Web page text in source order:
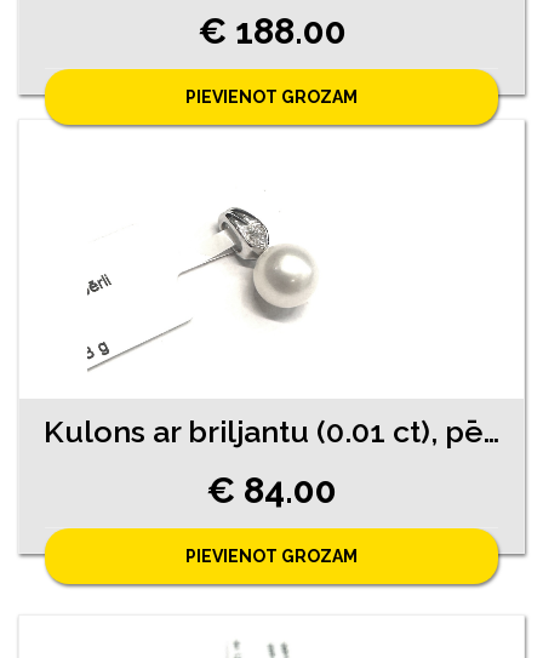
€ 188.00
PIEVIENOT GROZAM
Kulons ar briljantu (0.01 ct), pērli 730-0763
€ 84.00
PIEVIENOT GROZAM